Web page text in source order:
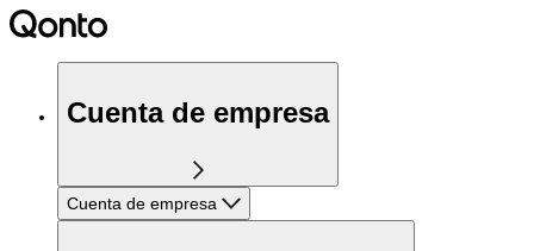
Cuenta de empresa
Cuenta de empresa